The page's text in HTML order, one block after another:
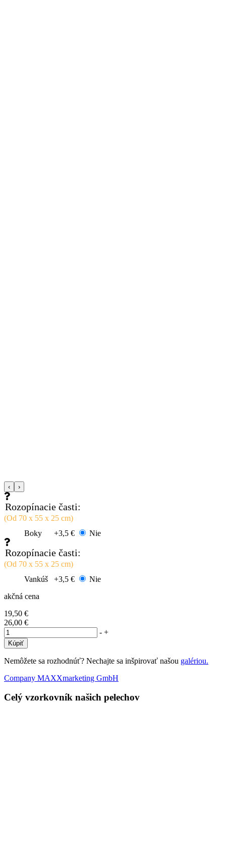
‹ ›
Rozopínacie časti:
(Od 70 x 55 x 25 cm)
Boky
+3,5 € Nie
Rozopínacie časti:
(Od 70 x 55 x 25 cm)
Vankúš
+3,5 €
Nie
akčná cena
19,50 €
26,00 €
- +
Nemôžete sa rozhodnúť? Nechajte sa inšpirovať našou galériou.
Company MAXXmarketing GmbH
Celý vzorkovník našich pelechov